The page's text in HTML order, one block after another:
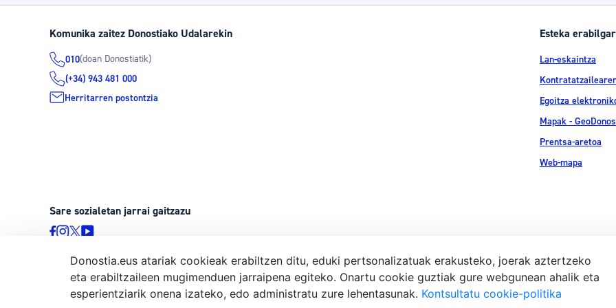
Komunika zaitez Donostiako Udalarekin
010(doan Donostiatik)
(+34) 943 481 000
Herritarren postontzia
Esteka
Lan-eskaintza
Egoitza
Mapak -
Prentsa-aretoa
Web-mapa
Sare sozialetan jarrai gaitzazu
© Donostiako Udala, Ijentea 1, 20003 Donostia Lege-
Donostia.eus atariak cookieak erabiltzen ditu, eduki pertsonalizatuak erakusteko, joerak aztertzeko
eta erabiltzaileen mugimenduen jarraipena egiteko. Onartu cookie guztiak gure webgunean ahalik eta
esperientziarik onena izateko, edo administratu zure lehentasunak. Kontsultatu cookie-politika